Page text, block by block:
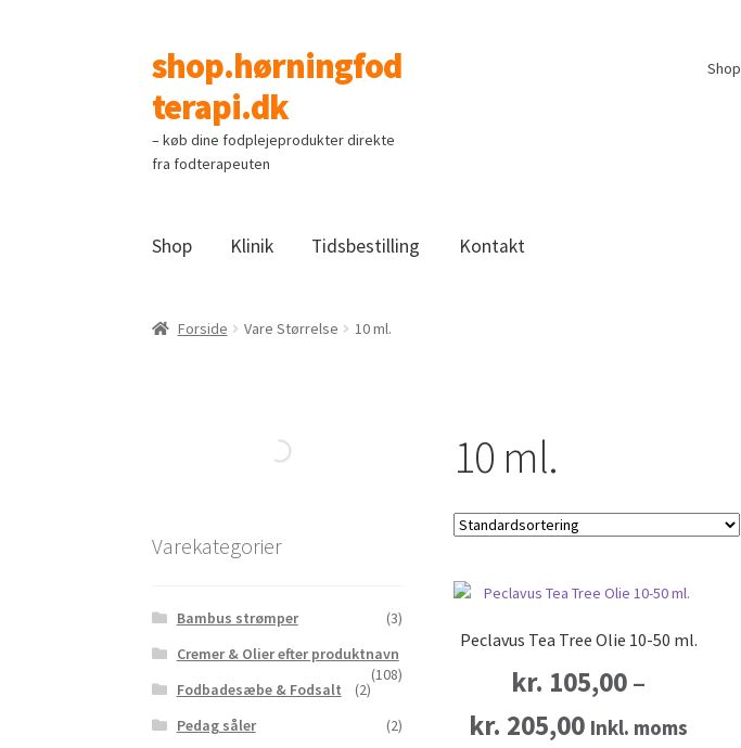
Spring
til
navigation
Spring
til
indhold
shop.hørningfod
terapi.dk
– køb dine fodplejeprodukter direkte
fra fodterapeuten
Shop
Shop Klinik Tidsbestilling Kontakt
Forside Vare Størrelse 10 ml.
10 ml.
Peclavus Tea Tree Olie 10-50 ml.
kr. 105,00–
kr. 205,00Prisinterval:
Inkl. moms
Varekategorier
Bambus strømper
(3)
Cremer & Olier efter produktnavn
(108)
Fodbadesæbe & Fodsalt
(2)
Pedag såler
(2)